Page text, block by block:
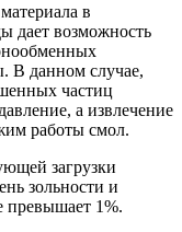
в
дает возможность
В данном случае,
частиц
а извлечение
работы смол.
загрузки
зольности и
превышает 1%.